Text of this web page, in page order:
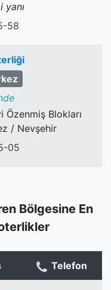
yanı
58
Özenmiş Blokları
/ Nevşehir
05
Bölgesine En
Telefon